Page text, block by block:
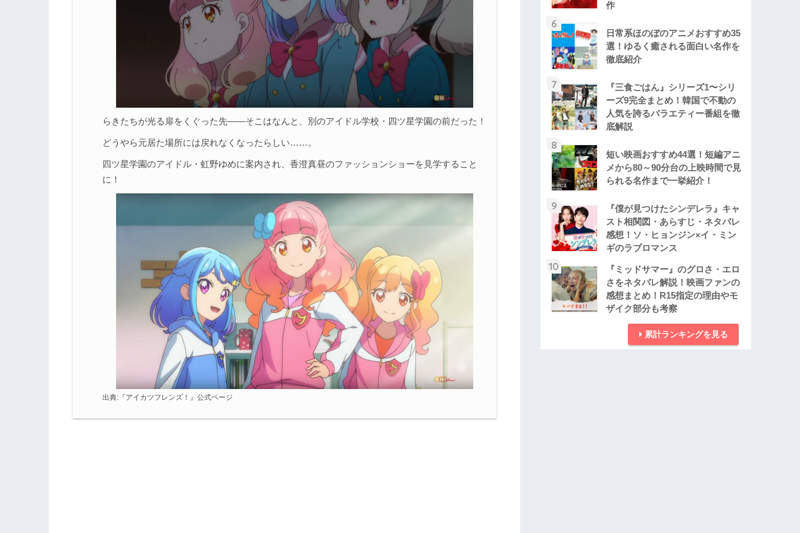
らきたちが光る扉をくぐった先――そこはなんと、別のアイドル学校・四ツ星学園の前だった！
どうやら元居た場所には戻れなくなったらしい……。
四ツ星学園のアイドル・虹野ゆめに案内され、香澄真昼のファッションショーを見学すること
に！
出典: 『アイカツフレンズ！』公式ページ
作
6
日常系ほのぼのアニメおすすめ35
選！ゆるく癒される面白い名作を
徹底紹介
7
『三食ごはん』シリーズ1〜シリ
ーズ9完全まとめ！韓国で不動の
人気を誇るバラエティー番組を徹
底解説
8
短い映画おすすめ44選！短編アニ
メから80～90分台の上映時間で見
られる名作まで一挙紹介！
9
『僕が見つけたシンデレラ』キャ
スト相関図・あらすじ・ネタバレ
感想！ソ・ヒョンジン×イ・ミン
ギのラブロマンス
10
『ミッドサマー』のグロさ・エロ
さをネタバレ解説！映画ファンの
感想まとめ！R15指定の理由やモ
ザイク部分も考察
累計ランキングを見る